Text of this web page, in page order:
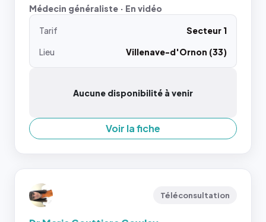
Médecin généraliste · En vidéo
Tarif
Secteur 1
Lieu
Villenave-d'Ornon (33)
Aucune disponibilité à venir
Voir la fiche
Téléconsultation